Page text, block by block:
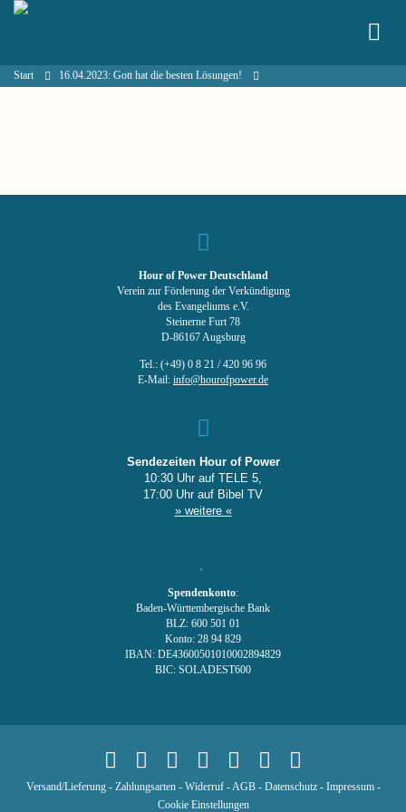
Start 16.04.2023: Gott hat die besten Lösungen!
Hour of Power Deutschland
Verein zur Förderung der Verkündigung
des Evangeliums e.V.
Steinerne Furt 78
D-86167 Augsburg
Tel.: (+49) 0 8 21 / 420 96 96
E-Mail: info@hourofpower.de
Sendezeiten Hour of Power
10:30 Uhr auf TELE 5,
17:00 Uhr auf Bibel TV
» weitere «
Spendenkonto:
Baden-Württembergische Bank
BLZ: 600 501 01
Konto: 28 94 829
IBAN: DE43600501010002894829
BIC: SOLADEST600
Versand/Lieferung- Zahlungsarten- Widerruf-AGB- Datenschutz- Impressum-
Cookie Einstellungen